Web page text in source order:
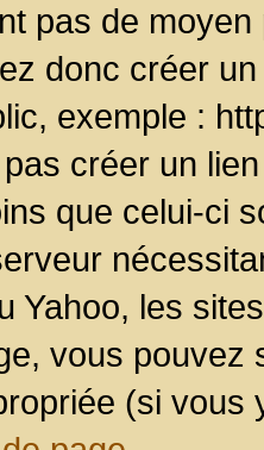
pas de
donc créer
exemple :
créer un
que celui-ci
Yahoo, les
vous pouvez
(si vous